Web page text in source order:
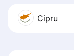
Cipru